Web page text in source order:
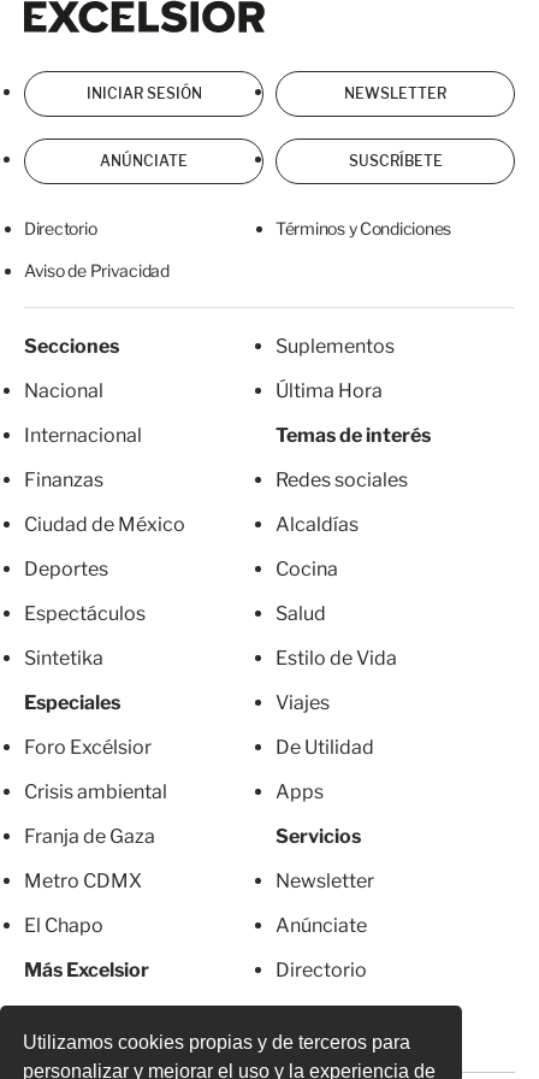
Utilizamos cookies propias y de terceros para
personalizar y mejorar el uso y la experiencia de
INICIAR SESIÓN NEWSLETTER
ANÚNCIATE SUSCRÍBETE
Directorio Términos y Condiciones
Aviso de Privacidad
Secciones
Nacional
Internacional
Finanzas
Ciudad de México
Deportes
Espectáculos
Sintetika
Especiales
Foro Excélsior
Crisis ambiental
Franja de Gaza
Metro CDMX
El Chapo
Más Excelsior
Suplementos
Última Hora
Temas de interés
Redes sociales
Alcaldías
Cocina
Salud
Estilo de Vida
Viajes
De Utilidad
Apps
Servicios
Newsletter
Anúnciate
Directorio